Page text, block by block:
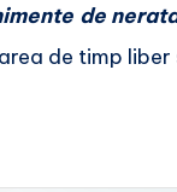
de
de timp